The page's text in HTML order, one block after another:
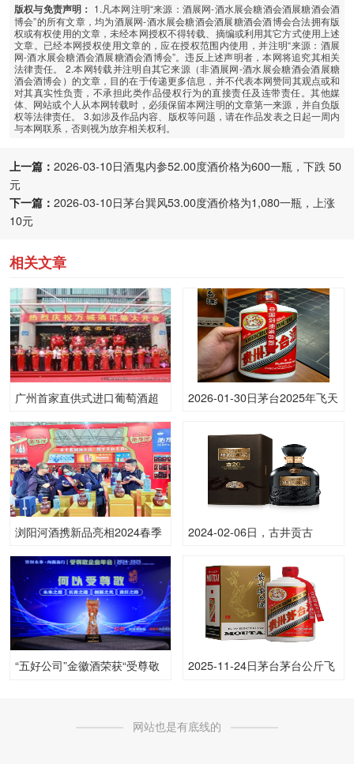
版权与免责声明： 1.凡本网注明“来源：酒展网-酒水展会糖酒会酒展糖酒会酒
博会”的所有文章，均为酒展网-酒水展会糖酒会酒展糖酒会酒博会合法拥有版
权或有权使用的文章，未经本网授权不得转载、摘编或利用其它方式使用上述
文章。已经本网授权使用文章的，应在授权范围内使用，并注明“来源：酒展
网-酒水展会糖酒会酒展糖酒会酒博会”。违反上述声明者，本网将追究其相关
法律责任。 2.本网转载并注明自其它来源（非酒展网-酒水展会糖酒会酒展糖
酒会酒博会）的文章，目的在于传递更多信息，并不代表本网赞同其观点或和
对其真实性负责，不承担此类作品侵权行为的直接责任及连带责任。其他媒
体、网站或个人从本网转载时，必须保留本网注明的文章第一来源，并自负版
权等法律责任。 3.如涉及作品内容、版权等问题，请在作品发表之日起一周内
与本网联系，否则视为放弃相关权利。
上一篇： 2026-03-10日酒鬼内参52.00度酒价格为600一瓶，下跌 50
元
下一篇： 2026-03-10日茅台巽风53.00度酒价格为1,080一瓶，上涨
10元
相关文章
广州首家直供式进口葡萄酒超
市开业
2026-01-30日茅台2025年飞天
瓶，上涨 100元
浏阳河酒携新品亮相2024春季
2024-02-06日，古井贡古
格是多少呢？
“五好公司”金徽酒荣获“受尊敬
2025-11-24日茅台茅台公斤飞
网站也是有底线的